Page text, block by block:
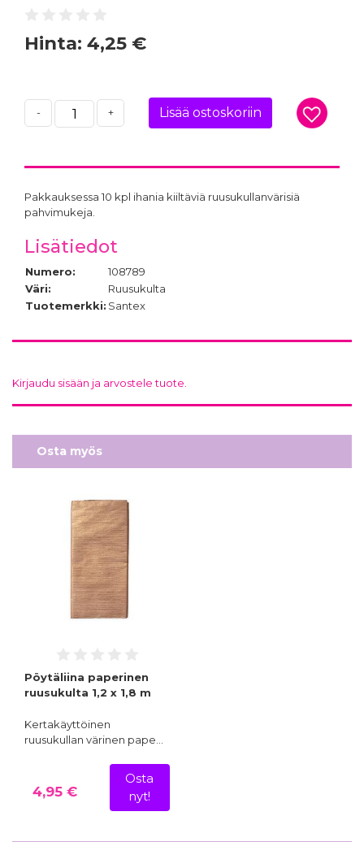
Hinta: 4,25 €
- + Lisää ostoskoriin
Pakkauksessa 10 kpl ihania kiiltäviä ruusukullanvärisiä
pahvimukeja.
Lisätiedot
Numero:
108789
Väri:
Ruusukulta
Tuotemerkki: Santex
Kirjaudu sisään ja arvostele tuote.
Osta myös
Pöytäliina paperinen
ruusukulta 1,2 x 1,8 m
Kertakäyttöinen
ruusukullan värinen pape…
4,95 €
Osta
nyt!